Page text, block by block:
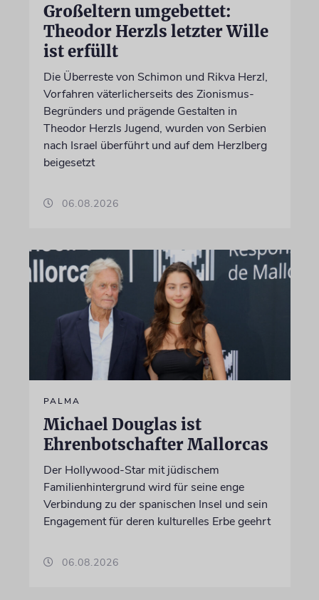
Großeltern umgebettet:
Theodor Herzls letzter Wille
ist erfüllt
Die Überreste von Schimon und Rikva Herzl,
Vorfahren väterlicherseits des Zionismus-
Begründers und prägende Gestalten in
Theodor Herzls Jugend, wurden von Serbien
nach Israel überführt und auf dem Herzlberg
beigesetzt
06.08.2026
PALMA
Michael Douglas ist
Ehrenbotschafter Mallorcas
Der Hollywood-Star mit jüdischem
Familienhintergrund wird für seine enge
Verbindung zu der spanischen Insel und sein
Engagement für deren kulturelles Erbe geehrt
06.08.2026